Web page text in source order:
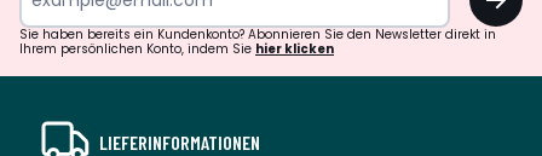
Sie haben bereits ein Kundenkonto? Abonnieren Sie den Newsletter direkt in
Ihrem persönlichen Konto, indem Sie hier klicken
LIEFERINFORMATIONEN